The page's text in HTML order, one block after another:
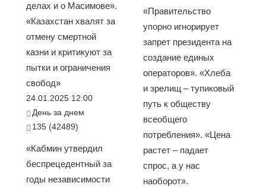
делах и о Масимове».
«Казахстан хвалят за
отмену смертной
казни и критикуют за
пытки и ограничения
свобод»
24.01.2025 12:00
День за днем
135 (42489)
«Кабмин утвердил
беспрецедентный за
годы независимости
«Правительство
упорно игнорирует
запрет президента на
создание единых
операторов». «Хлеба
и зрелищ – тупиковый
путь к обществу
всеобщего
потребления». «Цена
растет – падает
спрос, а у нас
наоборот».